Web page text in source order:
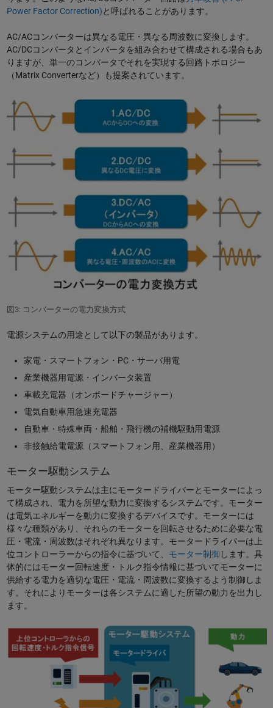
Power Factor Correction)と呼ばれることがあります。
AC/ACコンバーターは異なる電圧・異なる周波数に変換します。
AC/DCコンバータとインバータを組み合わせて構成される場合もあ
りますが、単一のコンバータでそれを実現する回路トポロジー
（Matrix Converterなど）も提案されています。
図3: コンバーターの電力変換方式
電源システムの用途として以下の製品があります。
家電・スマートフォン・PC・サーバ用電
産業機器用電源・インバータ装置
車載充電器（オンボードチャージャー）
電気自動車用急速充電器
自動車・特殊車両・船舶・飛行機の補機駆動用電源
非接触給電電源（スマートフォン用、産業機器用）
モーター駆動システム
モーター駆動システムは主にモータードライバーとモーターによっ
て構成され、電力を所望な動力に変換するシステムです。モーター
は電気エネルギーを動力に変換するデバイスです。モーターには
様々な種類があり、それらのモーターを回転させるために必要な電
圧・電流・周波数はそれぞれ異なります。モータードライバーは上
位コントローラーからの指令に基づいて、 モーター制御 します。具
体的にはモーター回転速度・トルク指令情報に基づいてモーターに
供給する電力を適切な電圧・電流・周波数に変換するよう制御しま
す。それによりモーターは各システムに適した所望の動力を出力し
ます。